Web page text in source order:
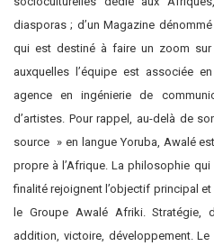
diasporas ; d’un Magazine
qui est destiné à faire un zoom
auxquelles l’équipe est associée
agence en ingénierie de
d’artistes. Pour rappel, au-delà de
source » en langue Yoruba, Awalé
propre à l’Afrique. La philosophie
finalité rejoignent l’objectif principal
le Groupe Awalé Afriki. Stratégie,
addition, victoire, développement.